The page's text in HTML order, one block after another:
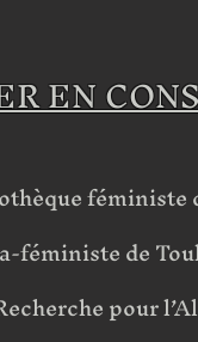
EN
féministe
féministe de
pour